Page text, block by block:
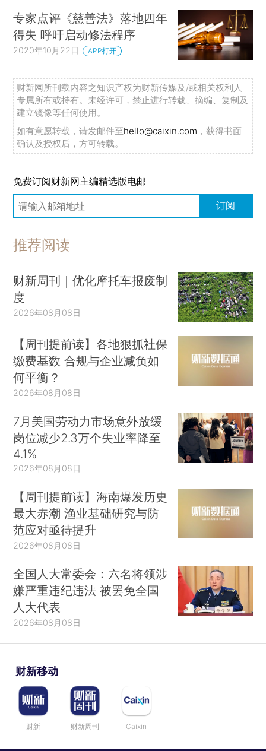
专家点评《慈善法》落地四年
得失 呼吁启动修法程序
2020年10月22日 APP打开
财新网所刊载内容之知识产权为财新传媒及/或相关权利人
专属所有或持有。未经许可，禁止进行转载、摘编、复制及
建立镜像等任何使用。
如有意愿转载，请发邮件至hello@caixin.com ，获得书面
确认及授权后，方可转载。
免费订阅财新网主编精选版电邮
订阅
推荐阅读
财新周刊｜优化摩托车报废制
度
2026年08月08日
【周刊提前读】各地狠抓社保
缴费基数 合规与企业减负如
何平衡？
2026年08月08日
7月美国劳动力市场意外放缓
岗位减少2.3万个失业率降至
4.1%
2026年08月08日
【周刊提前读】海南爆发历史
最大赤潮 渔业基础研究与防
范应对亟待提升
2026年08月08日
全国人大常委会：六名将领涉
嫌严重违纪违法 被罢免全国
人大代表
2026年08月08日
财新移动
财新 财新周刊 Caixin